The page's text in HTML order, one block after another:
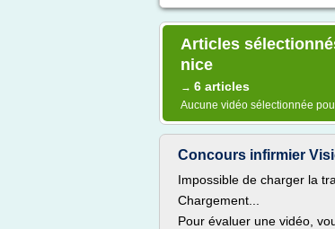
Articles
nice
→ 6 articles
Aucune vidéo sélectionnée
Concours infirmier
Impossible de charger la
Chargement...
Pour évaluer une vidéo,